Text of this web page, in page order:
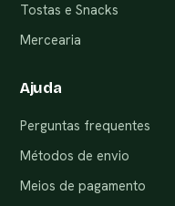
Tostas e Snacks
Mercearia
Ajuda
Perguntas frequentes
Métodos de envio
Meios de pagamento